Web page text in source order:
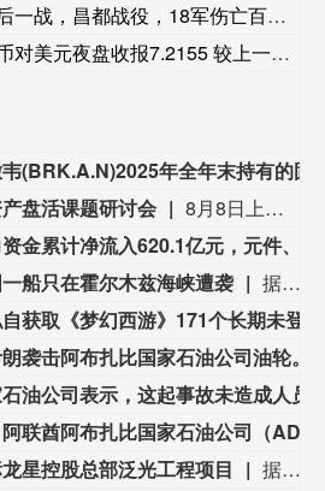
，昌都战役，18军伤亡百余人歼灭八
美元夜盘收报7.2155 较上一交易
盘活课题研讨会
8月8日上午，全球财富管理论坛在京召开“地方国有存量资产盘活进展、难点与策略”课题研讨会，楼继伟出席会议并做总结发言。楼继伟在发言中表示，盘活国有资产既是近期的当务之急，也是一项长期性的战略任务。当前我国GDP平减指数阶段性承压走低，财政维持紧平衡格局的压力持续攀升；我国税收结构以间接税为主体，税收收入增速显著弱于名义GDP增速，财政内生增收动能受限。叠加土地财政收入大幅收缩，地方隐性债务化解、长期限国债常态化发行带来的利息支出刚性上涨，收支两端压力持续凸显。综合多重现实约束来看，国有存量资产盘活并非短期应急手段，而是一项需要常态化、长效化推进的重点工作。（全球财富管理论坛）
船只在霍尔木兹海峡遭袭
据阿联酋通讯社8月8日报道，阿布扎比国家石油公司证实，该公司一艘船只当天凌晨在通过霍尔木兹海峡时遭导弹袭击。阿布扎比国家石油公司说，袭击未造成人员受伤，目前局面可控。该公司并未提供遭袭船只具体类型、导弹来源以及船只受损情况等更多细节。（新华社）
星控股总部泛光工程项目
据“星光股份”公众号消息，近日，星光股份成功中标龙星控股总部泛光工程项目。